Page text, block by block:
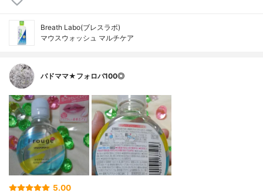
Breath Labo(ブレスラボ)
マウスウォッシュ マルチケア
バドママ★フォロバ100◎
5.00